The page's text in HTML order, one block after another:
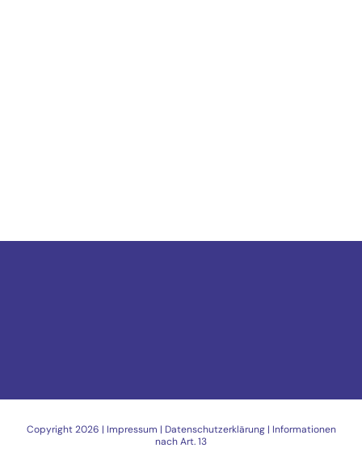
Copyright2026 | Impressum | Datenschutzerklärung| Informationen
nach Art. 13